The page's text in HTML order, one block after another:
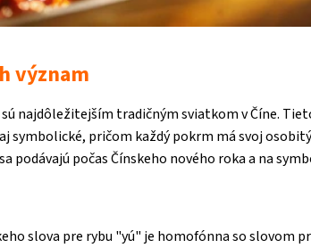
význam
najdôležitejším tradičným sviatkom v Číne.
symbolické, pričom každý pokrm má svoj
počas Čínskeho nového roka a na
slova pre rybu "yú" je homofónna so